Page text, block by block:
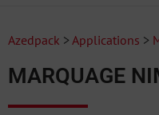
Azedpack > Applications >
MARQUAGE